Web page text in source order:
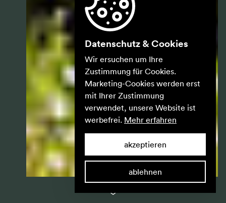
Datenschutz & Cookies
Wir ersuchen um Ihre
Zustimmung für Cookies.
Marketing-Cookies werden erst
mit Ihrer Zustimmung
verwendet, unsere Website ist
werbefrei. Mehr erfahren
akzeptieren
ablehnen